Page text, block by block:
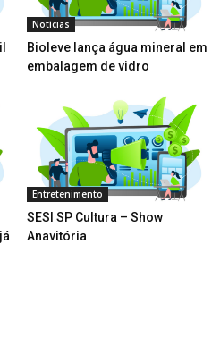
Notícias
Bioleve lança água mineral em
embalagem de vidro
Entretenimento
SESI SP Cultura – Show
Anavitória